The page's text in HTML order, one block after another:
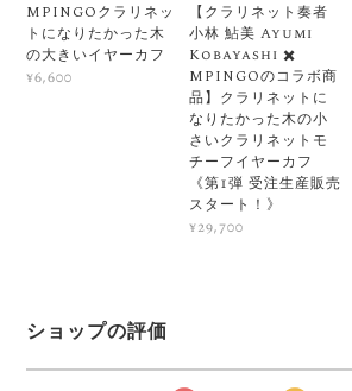
MPINGOクラリネッ
トになりたかった木
の大きいイヤーカフ
¥6,600
【クラリネット奏者
小林 鮎美 Ayumi
Kobayashi ✖️
MPINGOのコラボ商
品】クラリネットに
なりたかった木の小
さいクラリネットモ
チーフイヤーカフ
《第1弾 受注生産販売
スタート！》
¥29,700
ショップの評価